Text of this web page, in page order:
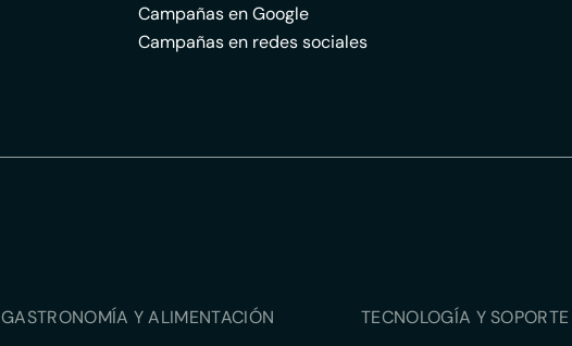
Campañas en Google
Campañas en redes sociales
GASTRONOMÍA Y ALIMENTACIÓN
TECNOLOGÍA Y